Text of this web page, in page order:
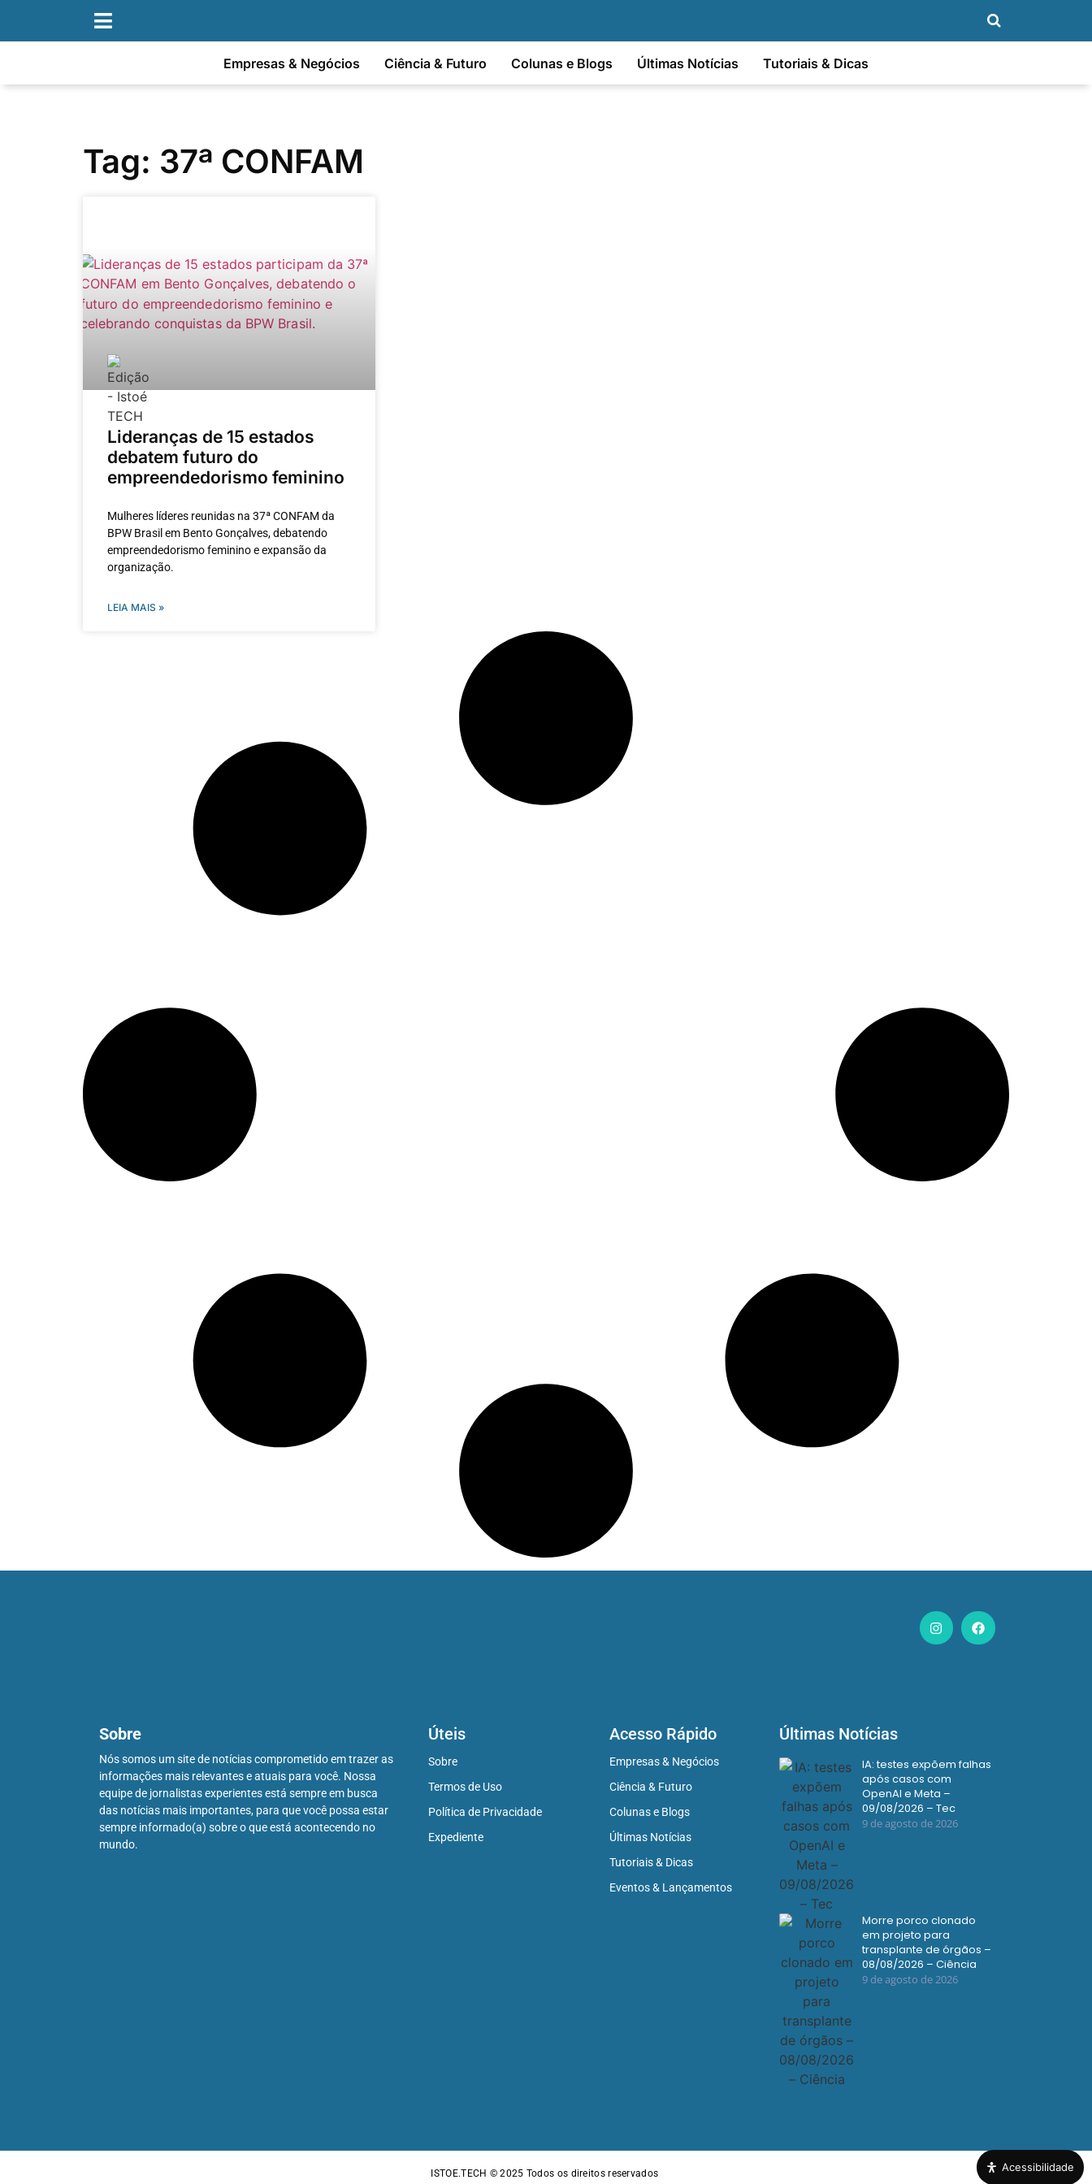
Empresas & Negócios Ciência & Futuro Colunas e Blogs Últimas Notícias Tutoriais & Dicas
Tag: 37ª CONFAM
Lideranças de 15 estados
debatem futuro do
empreendedorismo feminino
Mulheres líderes reunidas na 37ª CONFAM da
BPW Brasil em Bento Gonçalves, debatendo
empreendedorismo feminino e expansão da
organização.
LEIA MAIS »
Sobre
Nós somos um site de notícias comprometido em trazer as
informações mais relevantes e atuais para você. Nossa
equipe de jornalistas experientes está sempre em busca
das notícias mais importantes, para que você possa estar
sempre informado(a) sobre o que está acontecendo no
mundo.
Úteis
Sobre
Termos de Uso
Política de Privacidade
Expediente
Acesso Rápido
Empresas & Negócios
Ciência & Futuro
Colunas e Blogs
Últimas Notícias
Tutoriais & Dicas
Eventos & Lançamentos
Últimas Notícias
IA: testes expõem falhas
após casos com
OpenAI e Meta –
09/08/2026 – Tec
9 de agosto de 2026
Morre porco clonado
em projeto para
transplante de órgãos –
08/08/2026 – Ciência
9 de agosto de 2026
ISTOE.TECH © 2025 Todos os direitos reservados
Acessibilidade